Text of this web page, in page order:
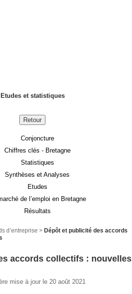
Etudes et statistiques
Retour
Conjoncture
Chiffres clés - Bretagne
Statistiques
Synthèses et Analyses
Etudes
de l’emploi en Bretagne
Résultats
d’entreprise > Dépôt et publicité des accords
accords collectifs : nouvelles
mise à jour le 20 août 2021